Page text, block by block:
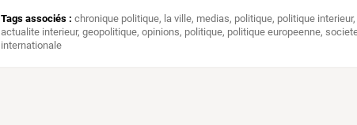
Tags associés : chronique politique, la ville, medias, politique, politique interieur
actualite interieur,geopolitique,opinions, politique, politique europeenne,
internationale